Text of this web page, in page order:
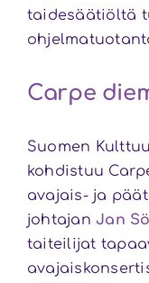
taidesäätiöltä
Carpe
Suomen
kohdistuu
avajais- ja
johtajanJan
taiteilijat